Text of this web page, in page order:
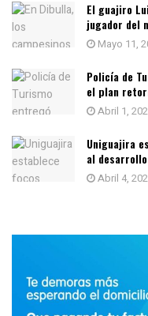
El guajiro
jugador del
Mayo 11,
Policía de
el plan
Abril 1,
Uniguajira
al
Abril 4,